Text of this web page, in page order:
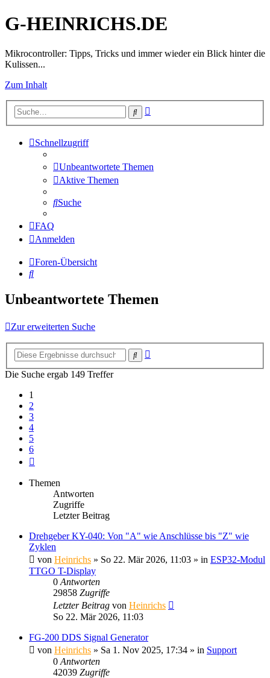
G-HEINRICHS.DE
Mikrocontroller: Tipps, Tricks und immer wieder ein Blick hinter die
Kulissen...
Zum Inhalt
Suche
Schnellzugriff
Unbeantwortete Themen
Aktive Themen
Suche
FAQ
Anmelden
Foren-Übersicht
Suche
Unbeantwortete Themen
Zur erweiterten Suche
Suche
Die Suche ergab 149 Treffer
1
2
3
4
5
6
Themen
Antworten
Zugriffe
Letzter Beitrag
Drehgeber KY-040: Von "A" wie Anschlüsse bis "Z" wie
Zyklen
von Heinrichs » So 22. Mär 2026, 11:03 » in ESP32-Modul
TTGO T-Display
0 Antworten
29858 Zugriffe
Letzter Beitrag von Heinrichs
So 22. Mär 2026, 11:03
FG-200 DDS Signal Generator
von Heinrichs » Sa 1. Nov 2025, 17:34 » in Support
0 Antworten
42039 Zugriffe